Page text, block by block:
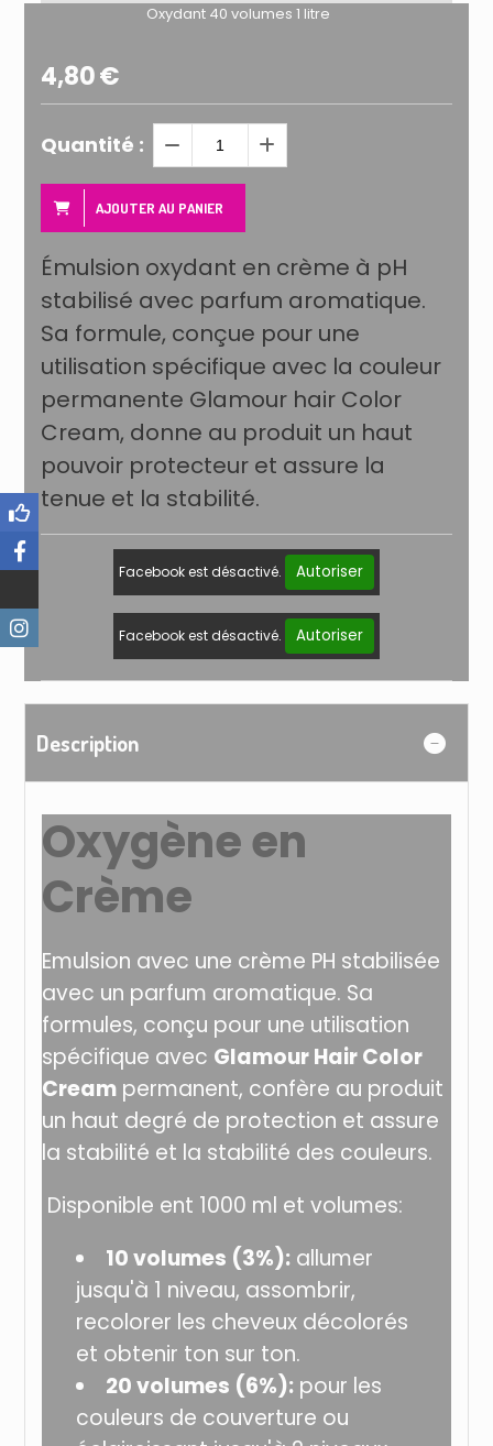
Oxydant 40 volumes 1 litre
4,80€
Quantité :
AJOUTER AU PANIER
Émulsion oxydant en crème à pH
stabilisé avec parfum aromatique.
Sa formule, conçue pour une
utilisation spécifique avec la couleur
permanente Glamour hair Color
Cream, donne au produit un haut
pouvoir protecteur et assure la
tenue et la stabilité.
Facebook est désactivé. Autoriser
Facebook est désactivé. Autoriser
Description
Oxygène en
Crème
Emulsion avec une crème PH stabilisée
avec un parfum aromatique. Sa
formules, conçu pour une utilisation
spécifique avec Glamour Hair Color
Cream permanent, confère au produit
un haut degré de protection et assure
la stabilité et la stabilité des couleurs.
Disponible ent 1000 ml et volumes:
10 volumes (3%): allumer
jusqu'à 1 niveau, assombrir,
recolorer les cheveux décolorés
et obtenir ton sur ton.
20 volumes (6%): pour les
couleurs de couverture ou